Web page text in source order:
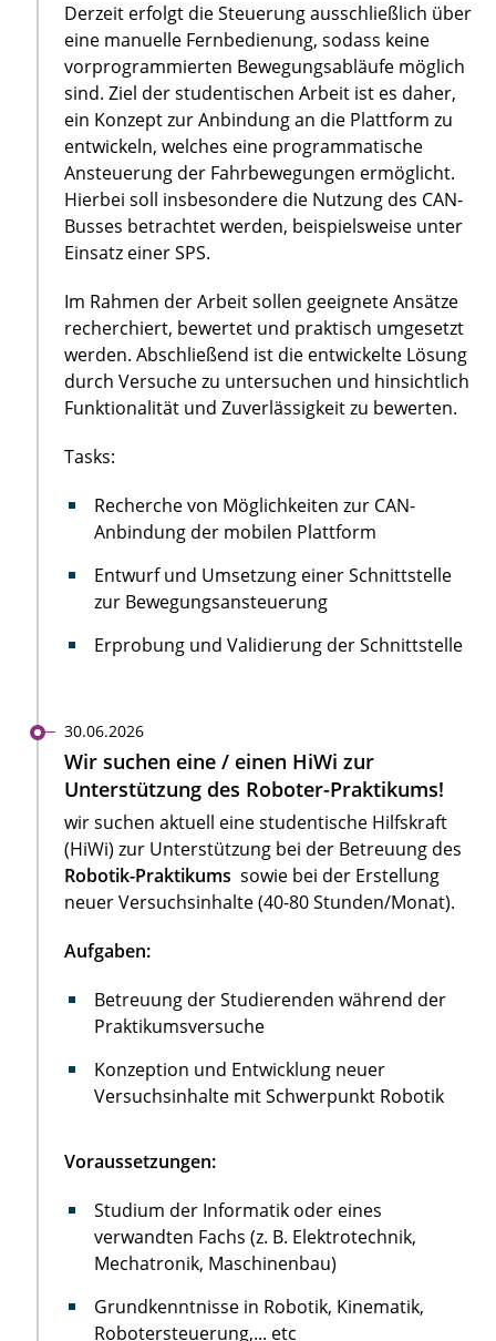
Derzeit erfolgt die Steuerung ausschließlich über
eine manuelle Fernbedienung, sodass keine
vorprogrammierten Bewegungsabläufe möglich
sind. Ziel der studentischen Arbeit ist es daher,
ein Konzept zur Anbindung an die Plattform zu
entwickeln, welches eine programmatische
Ansteuerung der Fahrbewegungen ermöglicht.
Hierbei soll insbesondere die Nutzung des CAN-
Busses betrachtet werden, beispielsweise unter
Einsatz einer SPS.
Im Rahmen der Arbeit sollen geeignete Ansätze
recherchiert, bewertet und praktisch umgesetzt
werden. Abschließend ist die entwickelte Lösung
durch Versuche zu untersuchen und hinsichtlich
Funktionalität und Zuverlässigkeit zu bewerten.
Tasks:
Recherche von Möglichkeiten zur CAN-
Anbindung der mobilen Plattform
Entwurf und Umsetzung einer Schnittstelle
zur Bewegungsansteuerung
Erprobung und Validierung der Schnittstelle
30.06.2026
Wir suchen eine / einen HiWi zur
Unterstützung des Roboter-Praktikums!
wir suchen aktuell eine studentische Hilfskraft
(HiWi) zur Unterstützung bei der Betreuung des
Robotik-Praktikums sowie bei der Erstellung
neuer Versuchsinhalte (40-80 Stunden/Monat).
Aufgaben:
Betreuung der Studierenden während der
Praktikumsversuche
Konzeption und Entwicklung neuer
Versuchsinhalte mit Schwerpunkt Robotik
Voraussetzungen:
Studium der Informatik oder eines
verwandten Fachs (z. B. Elektrotechnik,
Mechatronik, Maschinenbau)
Grundkenntnisse in Robotik, Kinematik,
Robotersteuerung,... etc